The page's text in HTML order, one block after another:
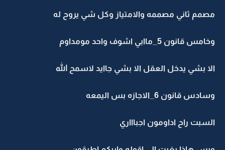
مصمم ثاني مصممه والامتياز وكل شي يروح له
وخامس قانون 5_ماابي اشوف واحد مومداوم
الا بشي يدخل العقل الا بشي جاايد لاسمح الله
وسادس قانون 6_الاجازه بس اليمعه
السبت راح اداومون اجباااري